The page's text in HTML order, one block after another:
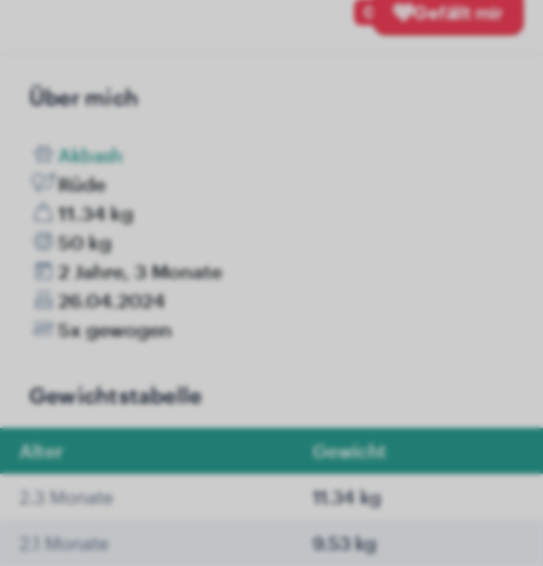
0 Gefällt mir
Über mich
Akbash
Rüde
11.34 kg
50 kg
2 Jahre, 3 Monate
26.04.2024
5x gewogen
Gewichtstabelle
Alter Gewicht
2.3 Monate 11.34 kg
2.1 Monate 9.53 kg